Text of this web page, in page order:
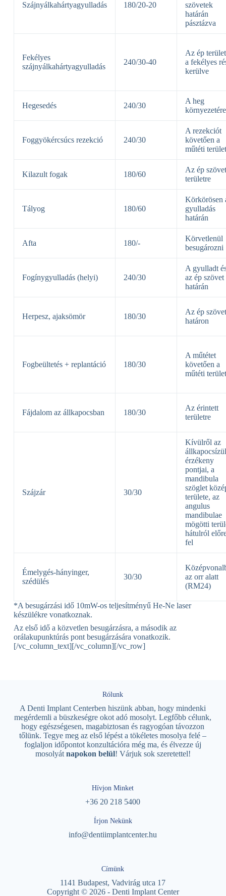
Szájnyálkahártyagyulladás 180/20-20
szövetek
határán
pásztázva
Fekélyes
szájnyálkahártyagyulladás
240/30-40
Az ép
a fekélyes
kerülve
Hegesedés 240/30
A heg
környezetére
Foggyökércsúcs rezekció 240/30
A rezekciót
követően a
műtéti
Kilazult fogak 180/60
Az ép
területre
Tályog 180/60
Körkörösen
gyulladás
határán
Afta 180/-
Körvetlenül
besugározni
Fogínygyulladás (helyi) 240/30
A gyulladt
az ép szövet
határán
Herpesz, ajaksömör 180/30
Az ép
határon
Fogbeültetés + replantáció 180/30
A műtétet
követően a
műtéti
Fájdalom az állkapocsban 180/30
Az érintett
területre
Szájzár 30/30
Kívülről az
érzékeny
pontjai, a
mandibula
szöglet
területe, az
angulus
mandibulae
mögötti
hátulról
fel
Émelygés-hányinger,
szédülés
30/30
az orr alatt
(RM24)
*A besugárzási idő 10mW-os teljesítményű He-Ne laser
készülékre vonatkoznak.
Az első idő a közvetlen besugárzásra, a második az
orálakupunktúrás pont besugárzására vonatkozik.
[/vc_column_text][/vc_column][/vc_row]
Rólunk
A Denti Implant Centerben hiszünk abban, hogy mindenki
megérdemli a büszkeségre okot adó mosolyt. Legfőbb célunk,
hogy egészségesen, magabiztosan és ragyogóan távozzon
tőlünk. Tegye meg az első lépést a tökéletes mosolya felé –
foglaljon időpontot konzultációra még ma, és élvezze új
mosolyát napokon belül! Várjuk sok szeretettel!
Hívjon Minket
+36 20 218 5400
Írjon Nekünk
info@dentiimplantcenter.hu
Címünk
1141 Budapest, Vadvirág utca 17
Copyright © 2026 - Denti Implant Center